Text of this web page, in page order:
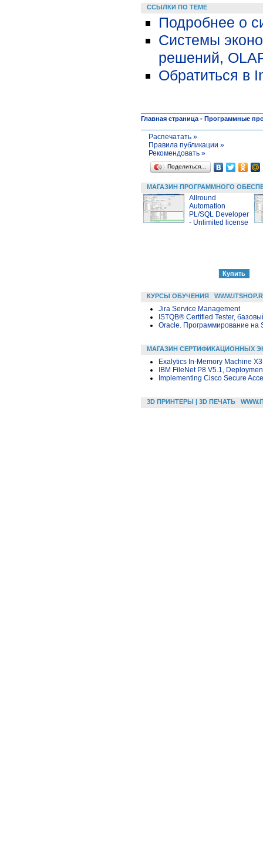
ССЫЛКИ ПО ТЕМЕ
Подробнее о
Системы
решений,
Обратиться в
Главная страница - Программные
Распечатать »
Правила публикации »
Рекомендовать »
Поделиться…
МАГАЗИН ПРОГРАММНОГО
Allround
Automation
PL/SQL Developer
- Unlimited license
КУРСЫ ОБУЧЕНИЯ
Jira Service Management
ISTQB® Certified Tester,
Oracle. Программирование на
МАГАЗИН СЕРТИФИКАЦИОННЫХ
Exalytics In-Memory Machine
IBM FileNet P8 V5.1,
Implementing Cisco Secure
3D ПРИНТЕРЫ | 3D ПЕЧАТЬ